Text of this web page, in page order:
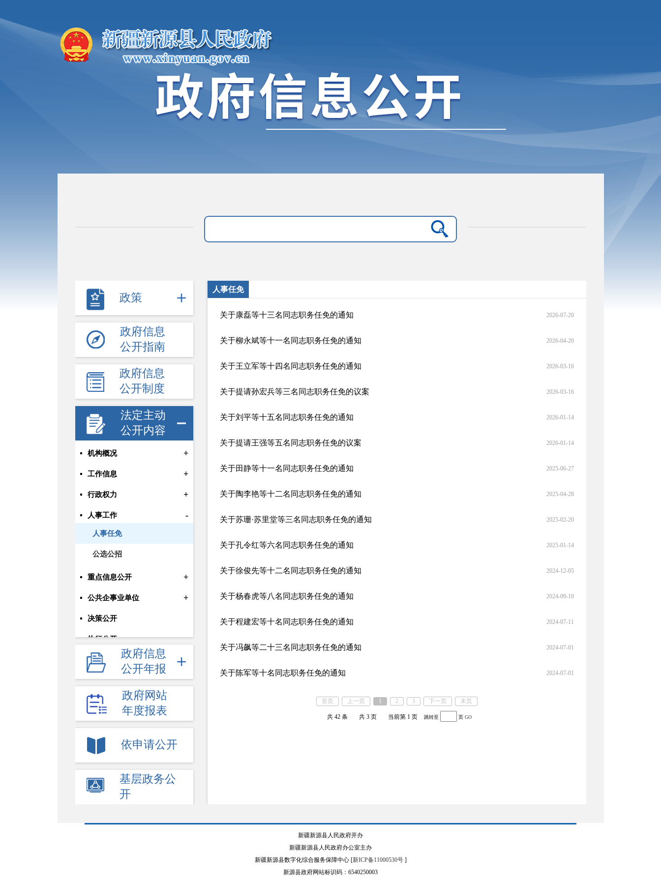
政策
政府信息
公开指南
政府信息
公开制度
法定主动
公开内容
机构概况 +
工作信息 +
行政权力 +
人事工作 -
人事任免
公选公招
重点信息公开 +
公共企事业单位 +
决策公开
执行公开
管理公开
服务公开
结果公开
政府信息
公开年报
政府网站
年度报表
依申请公开
基层政务公
开
人事任免
关于康磊等十三名同志职务任免的通知 2026-07-20
关于柳永斌等十一名同志职务任免的通知 2026-04-20
关于王立军等十四名同志职务任免的通知 2026-03-16
关于提请孙宏兵等三名同志职务任免的议案 2026-03-16
关于刘平等十五名同志职务任免的通知 2026-01-14
关于提请王强等五名同志职务任免的议案 2026-01-14
关于田静等十一名同志职务任免的通知 2025-06-27
关于陶李艳等十二名同志职务任免的通知 2025-04-28
关于苏珊·苏里堂等三名同志职务任免的通知 2025-02-20
关于孔令红等六名同志职务任免的通知 2025-01-14
关于徐俊先等十二名同志职务任免的通知 2024-12-05
关于杨春虎等八名同志职务任免的通知 2024-09-10
关于程建宏等十名同志职务任免的通知 2024-07-11
关于冯飙等二十三名同志职务任免的通知 2024-07-01
关于陈军等十名同志职务任免的通知 2024-07-01
首页 上一页 1 2 3 下一页 末页
共 42 条 共 3 页 当前第 1 页 跳转至 页 GO
新疆新源县人民政府开办
新疆新源县人民政府办公室主办
新疆新源县数字化综合服务保障中心 [新ICP备11000530号]
新源县政府网站标识码：6540250003